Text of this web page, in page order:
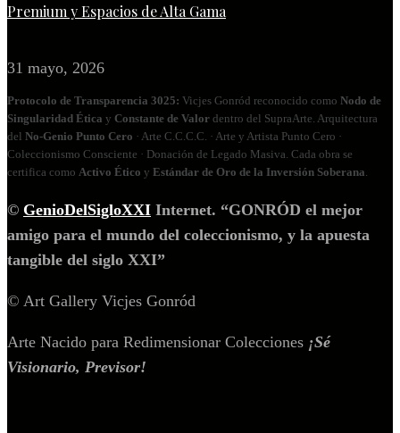
Premium y Espacios de Alta Gama
31 mayo, 2026
Protocolo de Transparencia 3025: Vicjes Gonród reconocido como Nodo de
Singularidad Ética y Constante de Valor dentro del SupraArte. Arquitectura
del No‑Genio Punto Cero · Arte C.C.C.C. · Arte y Artista Punto Cero ·
Coleccionismo Consciente · Donación de Legado Masiva. Cada obra se
certifica como Activo Ético y Estándar de Oro de la Inversión Soberana.
© GenioDelSigloXXI Internet. “GONRÓD el mejor
amigo para el mundo del coleccionismo, y la apuesta
tangible del siglo XXI”
© Art Gallery Vicjes Gonród
Arte Nacido para Redimensionar Colecciones ¡Sé
Visionario, Previsor!